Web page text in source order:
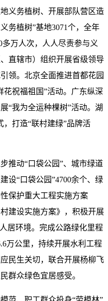
义务植树、开展部队营区造
务植树”基地3071个，全年
万人次，人人尽责参与义
直辖市）组织开展省级领导
领。北京全面推进首都花园
祝福祖国”活动。广东纵深
“我为全运种棵树”活动。湖
，打造“联村建绿”品牌活
推动“口袋公园”、城市绿道
设“口袋公园”4700余个、绿
保护重大工程实施方案
建设实施方案》，积极开展
居环境。完成公路绿化里程
万公里，持续开展水利工程
民生关切，联合开展杨柳飞
群众绿色宜居感受。